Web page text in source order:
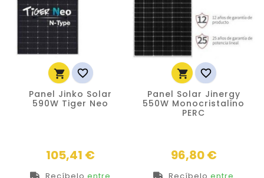
 
Panel Jinko Solar
590W Tiger Neo
105,41 €
Recíbelo entre
 
Panel Solar Jinergy
550W Monocristalino
PERC
96,80 €
Recíbelo entre